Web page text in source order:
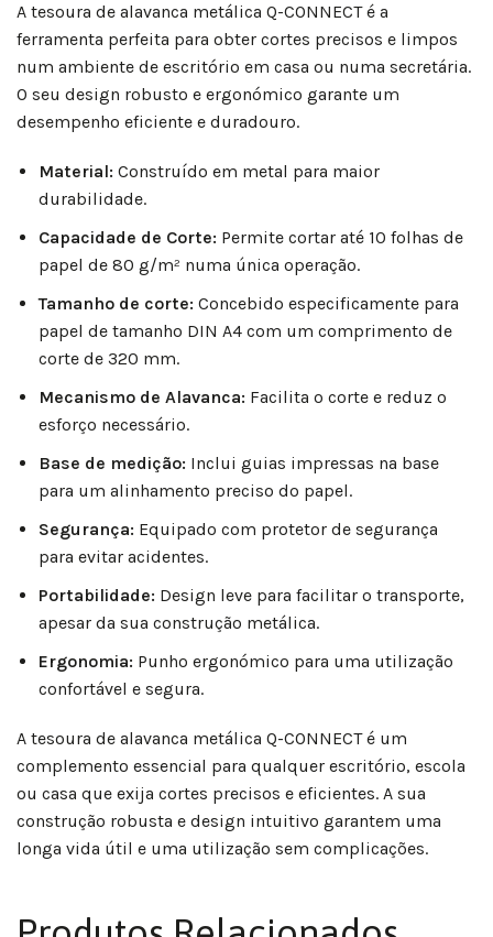
A tesoura de alavanca metálica Q-CONNECT é a
ferramenta perfeita para obter cortes precisos e limpos
num ambiente de escritório em casa ou numa secretária.
O seu design robusto e ergonómico garante um
desempenho eficiente e duradouro.
Material: Construído em metal para maior
durabilidade.
Capacidade de Corte: Permite cortar até 10 folhas de
papel de 80 g/m² numa única operação.
Tamanho de corte: Concebido especificamente para
papel de tamanho DIN A4 com um comprimento de
corte de 320 mm.
Mecanismo de Alavanca: Facilita o corte e reduz o
esforço necessário.
Base de medição: Inclui guias impressas na base
para um alinhamento preciso do papel.
Segurança: Equipado com protetor de segurança
para evitar acidentes.
Portabilidade: Design leve para facilitar o transporte,
apesar da sua construção metálica.
Ergonomia: Punho ergonómico para uma utilização
confortável e segura.
A tesoura de alavanca metálica Q-CONNECT é um
complemento essencial para qualquer escritório, escola
ou casa que exija cortes precisos e eficientes. A sua
construção robusta e design intuitivo garantem uma
longa vida útil e uma utilização sem complicações.